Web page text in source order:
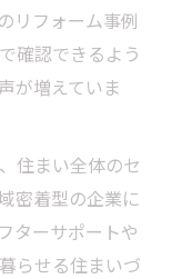
リフォーム事例
確認できるよう
が増えていま
住まい全体のセ
密着型の企業に
ターサポートや
らせる住まいづ